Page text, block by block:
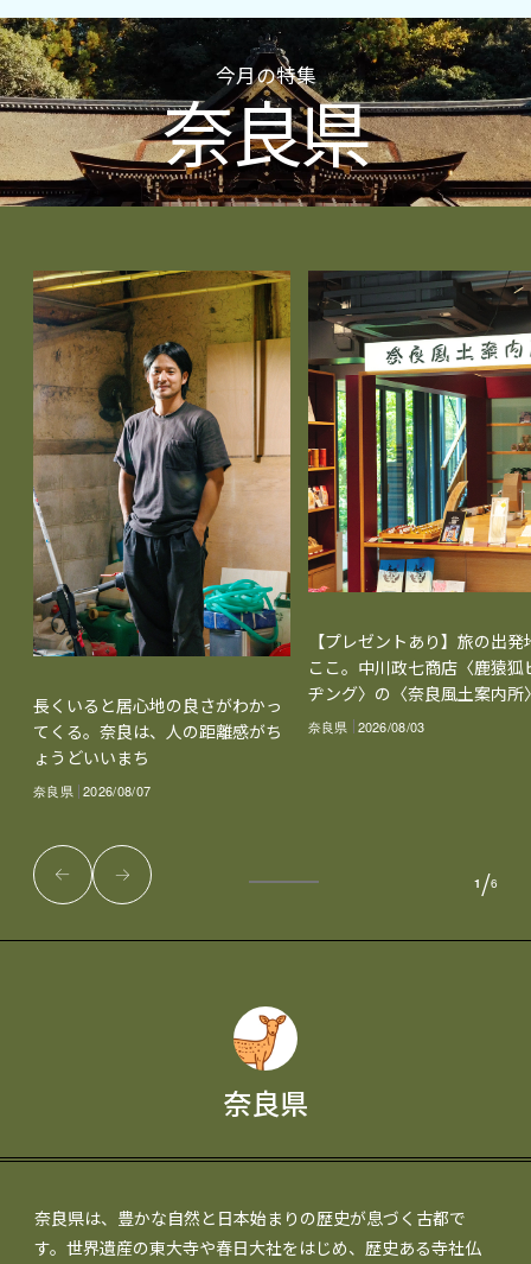
今月の特集
奈良県
奈良県
奈良県は、豊かな自然と日本始まりの歴史が息づく古都で
す。世界遺産の東大寺や春日大社をはじめ、歴史ある寺社仏
長くいると居心地の良さがわかっ
てくる。奈良は、人の距離感がち
ょうどいいまち
奈良県 2026/08/07
【プレゼントあり】旅の出発
ここ。中川政七商店〈鹿猿狐
ヂング〉の〈奈良風土案内所
奈良県 2026/08/03
1 /6